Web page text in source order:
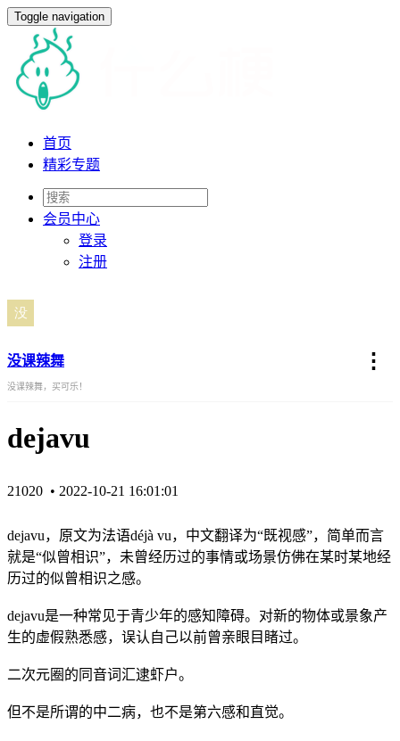
Toggle navigation
首页
精彩专题
会员中心
登录
注册
没课辣舞 ⋮
没课辣舞，买可乐！
dejavu
21020 • 2022-10-21 16:01:01
dejavu，原文为法语déjà vu，中文翻译为“既视感”，简单而言
就是“似曾相识”，未曾经历过的事情或场景仿佛在某时某地经
历过的似曾相识之感。
dejavu是一种常见于青少年的感知障碍。对新的物体或景象产
生的虚假熟悉感，误认自己以前曾亲眼目睹过。
二次元圈的同音词汇逮虾户。
但不是所谓的中二病，也不是第六感和直觉。